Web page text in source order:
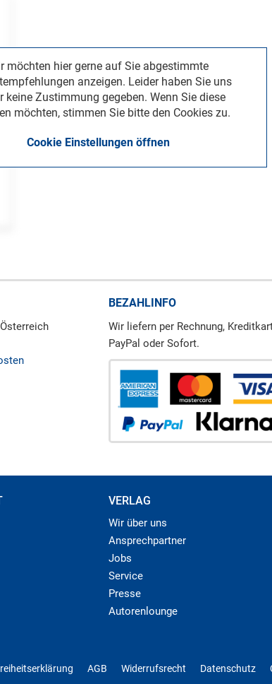
möchten hier gerne auf Sie abgestimmte
anzeigen. Leider haben Sie uns
keine Zustimmung gegeben. Wenn Sie diese
möchten, stimmen Sie bitte den Cookies zu.
Cookie Einstellungen öffnen
BEZAHLINFO
Wir liefern per Rechnung,
PayPal oder Sofort.
VERLAG
Wir über uns
Ansprechpartner
Jobs
Service
Presse
Autorenlounge
AGB Widerrufsrecht Datenschutz